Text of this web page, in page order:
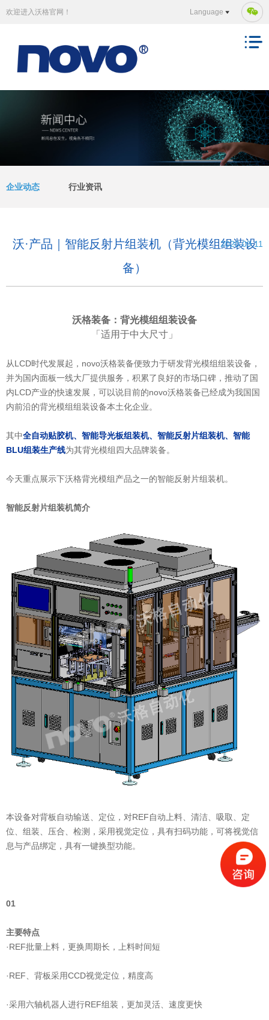
欢迎进入沃格官网！ Language
企业动态 行业资讯
沃·产品｜智能反射片组装机（背光模组组装设
备）
2020.09.11
沃格装备：背光模组组装设备
「适用于中大尺寸 」
从LCD时代发展起，novo沃格装备便致力于研发背光模组组装设备，
并为国内面板一线大厂提供服务，积累了良好的市场口碑，推动了国
内LCD产业的快速发展，可以说目前的novo沃格装备已经成为我国国
内前沿的背光模组组装设备本土化企业。
其中全自动贴胶机、 智能导光板组装机、 智能反射片组装机、 智能
BLU组装生产线为其背光模组四大品牌装备。
今天重点展示下沃格背光模组产品之一的智能反射片组装机。
智能反射片组装机简介
本设备对背板自动输送、定位，对REF自动上料、清洁、吸取、定
位、组装、压合、检测，采用视觉定位，具有扫码功能，可将视觉信
息与产品绑定，具有一键换型功能。
01
主要特点
·REF批量上料，更换周期长，上料时间短
·REF、背板采用CCD视觉定位，精度高
·采用六轴机器人进行REF组装，更加灵活、速度更快